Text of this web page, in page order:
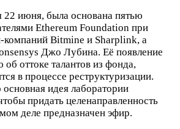
22 июня, была основана пятью
Ethereum Foundation при
компаний Bitmine и Sharplink, а
Джо Лубина. Её появление
оттоке талантов из фонда,
в процессе реструктуризации.
идея лаборатории
придать целенаправленность
деле предназначен эфир.